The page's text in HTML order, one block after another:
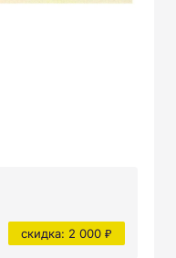
скидка: 2 000 ₽